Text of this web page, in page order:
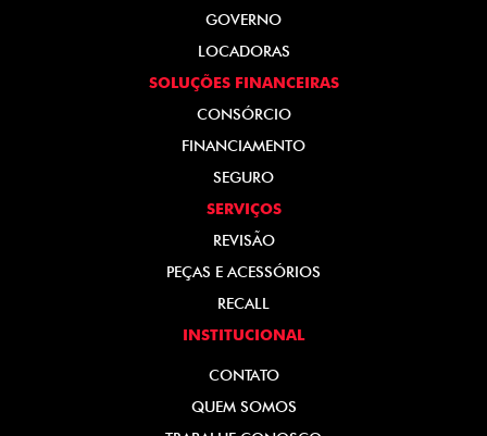
GOVERNO
LOCADORAS
SOLUÇÕES FINANCEIRAS
CONSÓRCIO
FINANCIAMENTO
SEGURO
SERVIÇOS
REVISÃO
PEÇAS E ACESSÓRIOS
RECALL
INSTITUCIONAL
CONTATO
QUEM SOMOS